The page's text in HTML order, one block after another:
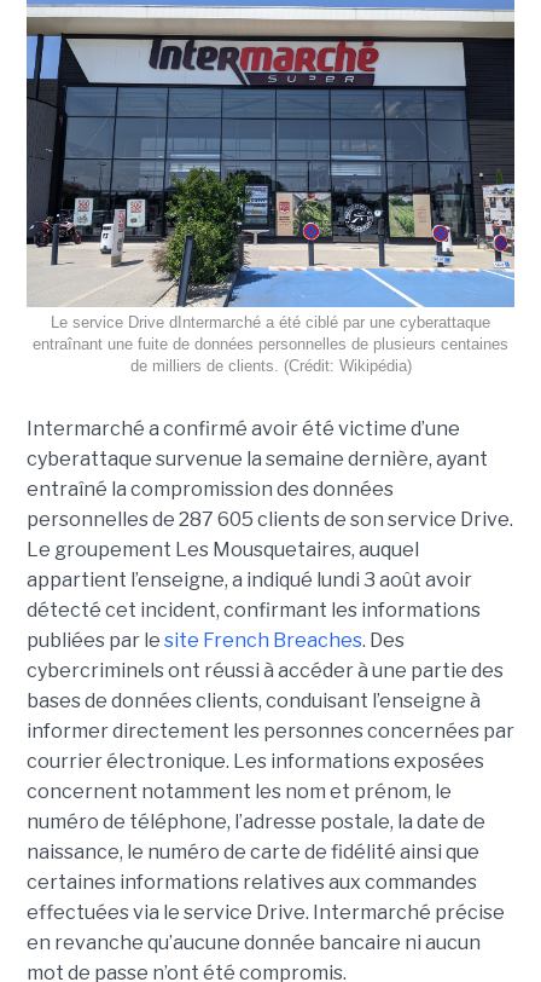
Le service Drive dIntermarché a été ciblé par une cyberattaque
entraînant une fuite de données personnelles de plusieurs centaines
de milliers de clients. (Crédit: Wikipédia)
Intermarché a confirmé avoir été victime d’une
cyberattaque survenue la semaine dernière, ayant
entraîné la compromission des données
personnelles de 287 605 clients de son service Drive.
Le groupement Les Mousquetaires, auquel
appartient l’enseigne, a indiqué lundi 3 août avoir
détecté cet incident, confirmant les informations
publiées par le site French Breaches. Des
cybercriminels ont réussi à accéder à une partie des
bases de données clients, conduisant l’enseigne à
informer directement les personnes concernées par
courrier électronique. Les informations exposées
concernent notamment les nom et prénom, le
numéro de téléphone, l’adresse postale, la date de
naissance, le numéro de carte de fidélité ainsi que
certaines informations relatives aux commandes
effectuées via le service Drive. Intermarché précise
en revanche qu’aucune donnée bancaire ni aucun
mot de passe n’ont été compromis.